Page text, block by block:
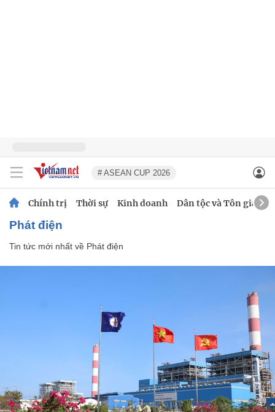
# ASEAN CUP 2026
Chính trị Thời sự Kinh doanh Dân tộc và Tôn giáo
Phát điện
Tin tức mới nhất về Phát điện